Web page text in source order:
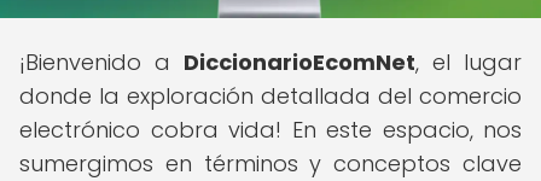
¡Bienvenido a DiccionarioEcomNet, el lugar
donde la exploración detallada del comercio
electrónico cobra vida! En este espacio, nos
sumergimos en términos y conceptos clave